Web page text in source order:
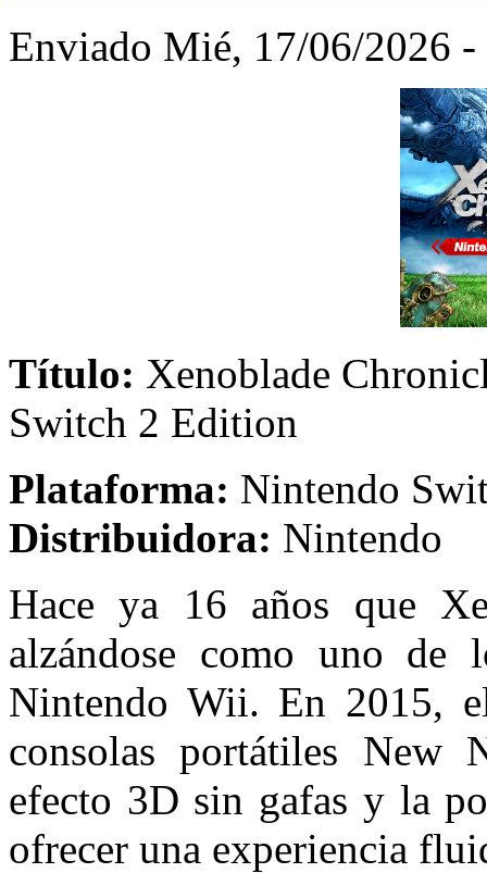
Enviado Mié, 17/06/2026
Título: Xenoblade
Switch 2 Edition
Plataforma: Nintendo
Distribuidora: Nintendo
Hace ya 16 años que
alzándose como uno de
Nintendo Wii. En 2015,
consolas portátiles New
efecto 3D sin gafas y la
ofrecer una experiencia